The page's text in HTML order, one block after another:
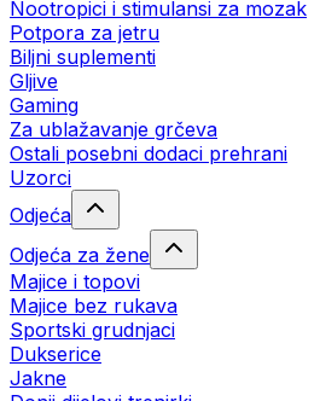
Nootropici i stimulansi za mozak
Potpora za jetru
Biljni suplementi
Gljive
Gaming
Za ublažavanje grčeva
Ostali posebni dodaci prehrani
Uzorci
Odjeća
Odjeća za žene
Majice i topovi
Majice bez rukava
Sportski grudnjaci
Dukserice
Jakne